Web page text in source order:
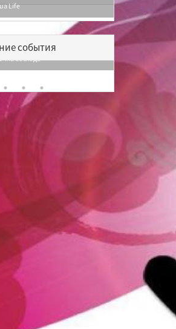
Life
события
восхода»